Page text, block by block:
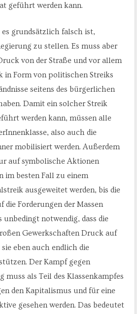
geführt werden kann.
grundsätzlich falsch ist,
zu stellen. Es muss aber
von der Straße und vor allem
in Form von politischen Streiks
seitens des bürgerlichen
Damit ein solcher Streik
werden kann, müssen alle
also auch die
mobilisiert werden. Außerdem
auf symbolische Aktionen
im besten Fall zu einem
ausgeweitet werden, bis die
die Forderungen der Massen
notwendig, dass die
Gewerkschaften Druck auf
eben auch endlich die
Der Kampf gegen
muss als Teil des Klassenkampfes
den Kapitalismus und für eine
gesehen werden. Das bedeutet